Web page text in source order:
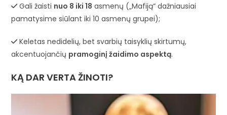
Gali žaisti nuo 8 iki 18 asmenų („Mafiją“ dažniausiai
pamatysime siūlant iki 10 asmenų grupei);
Keletas nedidelių, bet svarbių taisyklių skirtumų,
akcentuojančių pramoginį žaidimo aspektą.
KĄ DAR VERTA ŽINOTI?